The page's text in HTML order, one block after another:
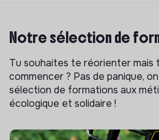
Notre sélection de
Tu souhaites te réorienter mais
commencer ? Pas de panique,
sélection de formations aux
écologique et solidaire !